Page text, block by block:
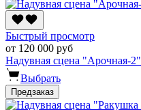
Быстрый просмотр
от 120 000 руб
Надувная сцена "Арочная-2"
Выбрать
Предзаказ